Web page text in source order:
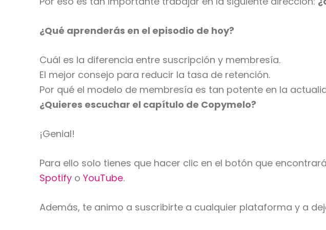
¿Qué aprenderás en el episodio de hoy?
Cuál es la diferencia entre suscripción y membresía.
El mejor consejo para reducir la tasa de retención.
Por qué el modelo de membresía es tan potente en la
¿Quieres escuchar el capítulo de Copymelo?
¡Genial!
Para ello solo tienes que hacer clic en el botón que
Spotify oYouTube.
Además, te animo a suscribirte a cualquier plataforma y a